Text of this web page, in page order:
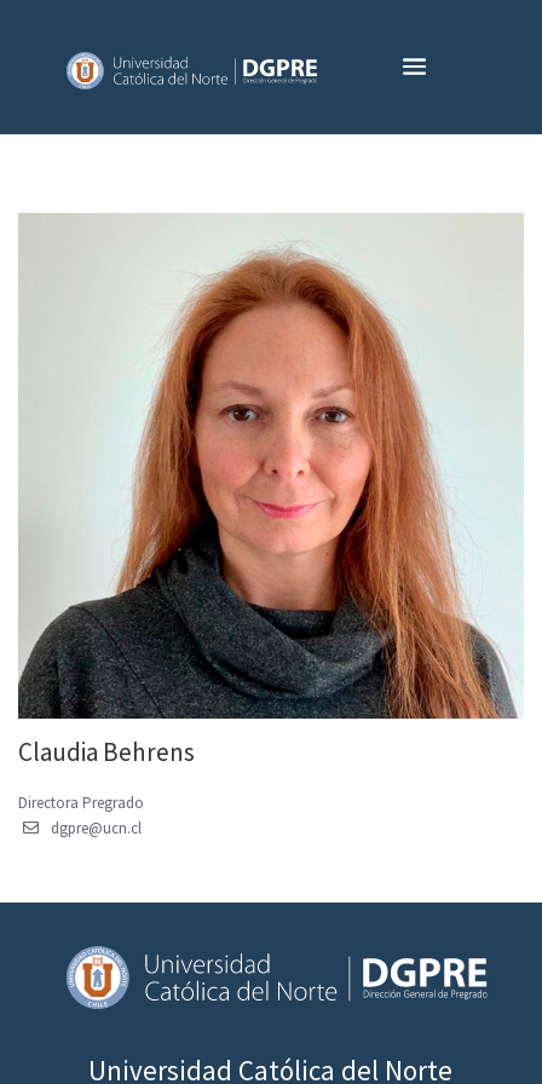
Claudia Behrens
Directora Pregrado
dgpre@ucn.cl
Universidad Católica del Norte